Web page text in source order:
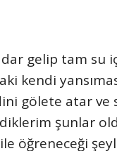
gelip tam su
kendi
gölete atar ve
şunlar
öğreneceği